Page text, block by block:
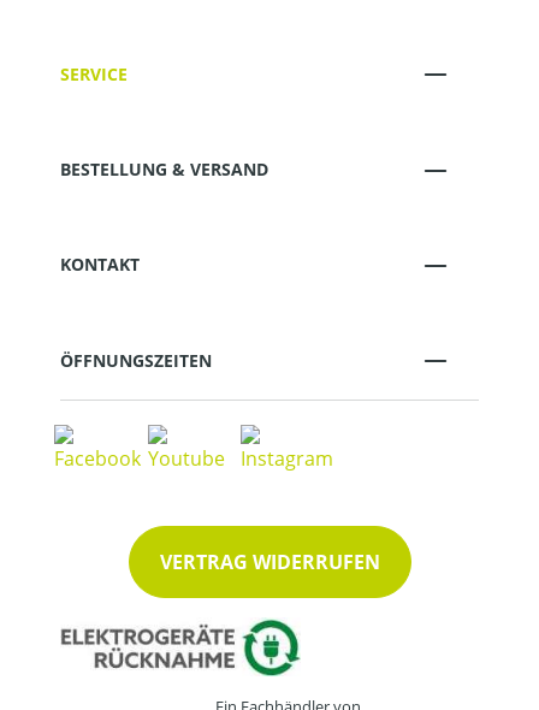
SERVICE
BESTELLUNG & VERSAND
KONTAKT
ÖFFNUNGSZEITEN
VERTRAG WIDERRUFEN